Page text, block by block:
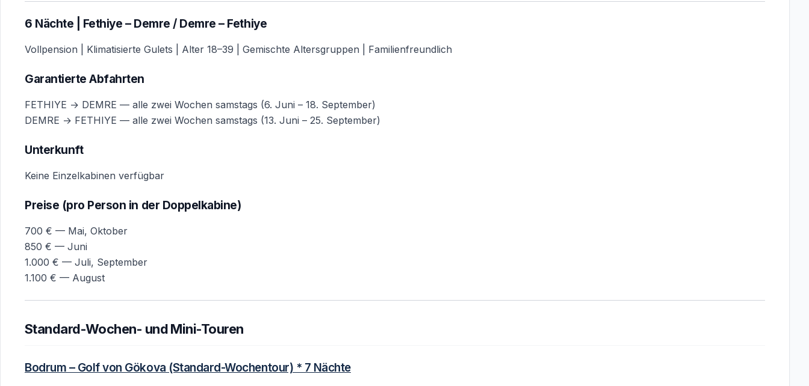
6 Nächte | Fethiye – Demre / Demre – Fethiye
Vollpension | Klimatisierte Gulets | Alter 18–39 | Gemischte Altersgruppen | Familienfreundlich
Garantierte Abfahrten
FETHIYE → DEMRE — alle zwei Wochen samstags (6. Juni – 18. September)
DEMRE → FETHIYE — alle zwei Wochen samstags (13. Juni – 25. September)
Unterkunft
Keine Einzelkabinen verfügbar
Preise (pro Person in der Doppelkabine)
700 € — Mai, Oktober
850 € — Juni
1.000 € — Juli, September
1.100 € — August
Standard-Wochen- und Mini-Touren
Bodrum – Golf von Gökova (Standard-Wochentour) * 7 Nächte